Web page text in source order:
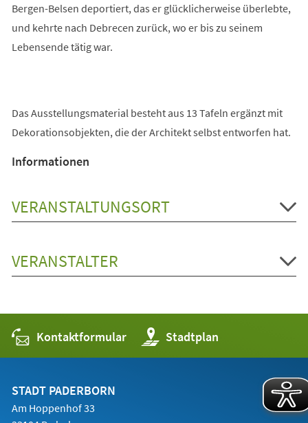
Bergen-Belsen deportiert, das er glücklicherweise überlebte,
und kehrte nach Debrecen zurück, wo er bis zu seinem
Lebensende tätig war.
Das Ausstellungsmaterial besteht aus 13 Tafeln ergänzt mit
Dekorationsobjekten, die der Architekt selbst entworfen hat.
Informationen
VERANSTALTUNGSORT
VERANSTALTER
Kontaktformular Stadtplan
(Öffnet
in
einem
STADT PADERBORN
Am Hoppenhof 33